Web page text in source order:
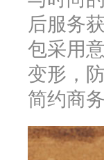
后服务
包采用
变形，
简约商务